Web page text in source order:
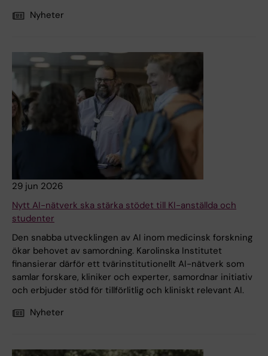
Nyheter
29 jun 2026
Nytt AI-nätverk ska stärka stödet till KI-anställda och
studenter
Den snabba utvecklingen av AI inom medicinsk forskning
ökar behovet av samordning. Karolinska Institutet
finansierar därför ett tvärinstitutionellt AI-nätverk som
samlar forskare, kliniker och experter, samordnar initiativ
och erbjuder stöd för tillförlitlig och kliniskt relevant AI.
Nyheter